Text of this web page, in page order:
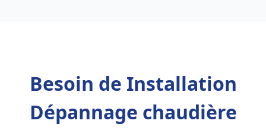
Besoin de Installation
Dépannage chaudière